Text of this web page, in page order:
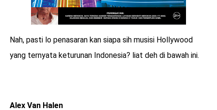
Nah, pasti lo penasaran kan siapa sih musisi Hollywood
yang ternyata keturunan Indonesia? liat deh di bawah ini.
Alex Van Halen